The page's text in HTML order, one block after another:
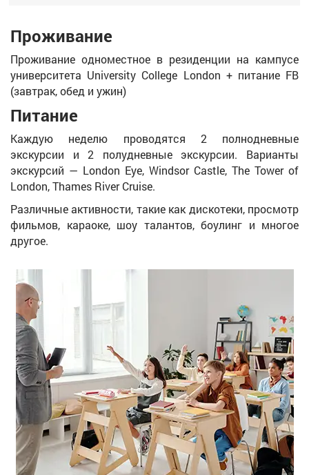
Проживание
Проживание одноместное в резиденции на кампусе
университета University College London + питание FB
(завтрак, обед и ужин)
Питание
Каждую неделю проводятся 2 полнодневные
экскурсии и 2 полудневные экскурсии. Варианты
экскурсий — London Eye, Windsor Castle, The Tower of
London, Thames River Cruise.
Различные активности, такие как дискотеки, просмотр
фильмов, караоке, шоу талантов, боулинг и многое
другое.